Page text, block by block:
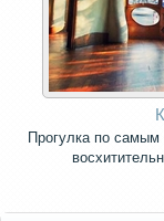
Прогулка по